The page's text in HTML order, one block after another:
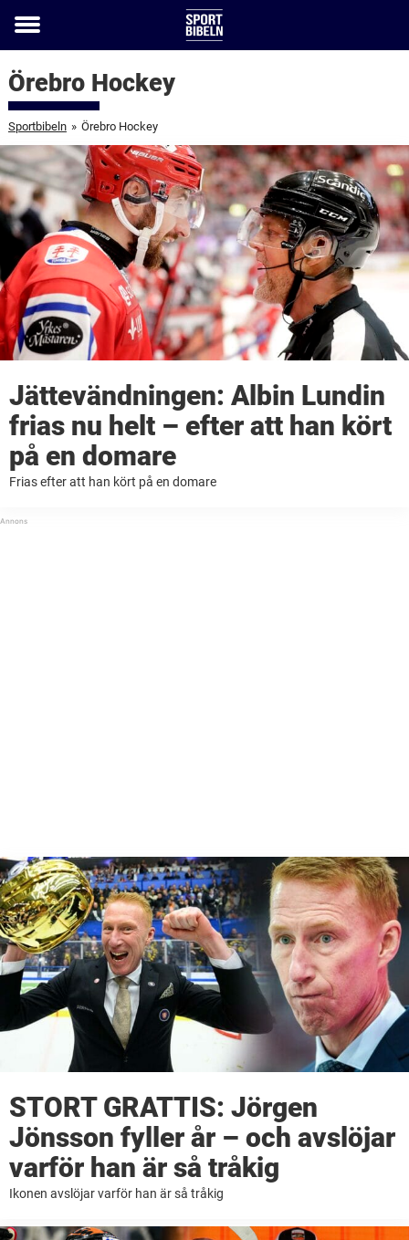
Toggle
Örebro Hockey
Sportbibeln » Örebro Hockey
Jättevändningen: Albin Lundin
frias nu helt – efter att han kört
på en domare
Frias efter att han kört på en domare
STORT GRATTIS: Jörgen
Jönsson fyller år – och avslöjar
varför han är så tråkig
Ikonen avslöjar varför han är så tråkig